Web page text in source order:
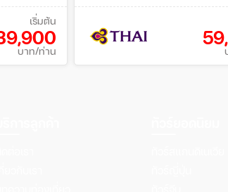
เริ่มต้น
บาท/ท่าน